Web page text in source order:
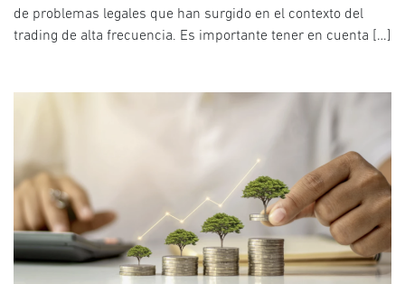
de problemas legales que han surgido en el contexto del
trading de alta frecuencia. Es importante tener en cuenta […]